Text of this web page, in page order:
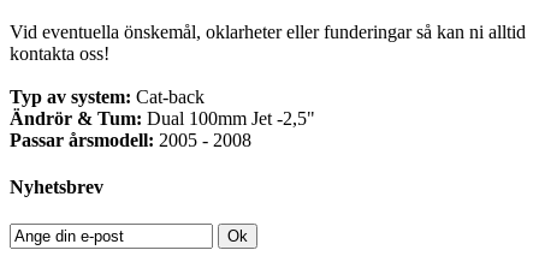
Vid eventuella önskemål, oklarheter eller funderingar så kan ni alltid
kontakta oss!
Typ av system: Cat-back
Ändrör & Tum: Dual 100mm Jet -2,5"
Passar årsmodell: 2005 - 2008
Nyhetsbrev
Ok